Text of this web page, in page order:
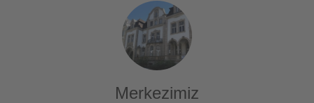
Merkezimiz